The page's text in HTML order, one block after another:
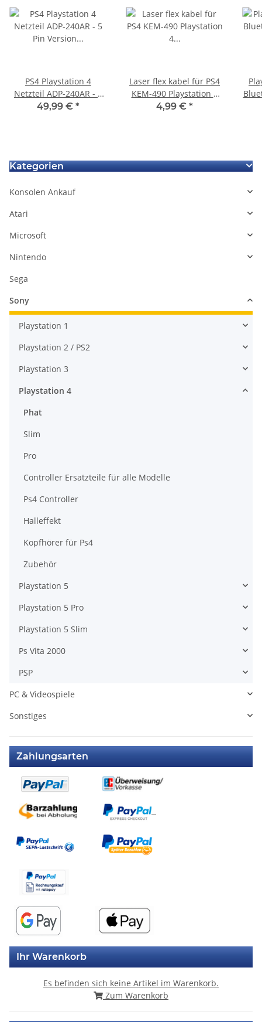
PS4 Playstation 4
Netzteil ADP-240AR - 5
Pin Version für PS4 CUH-
49,99 € *
Laser flex kabel für PS4
KEM-490 Playstation 4
Flachbandkabel Cable
4,99 € *
Kategorien
Konsolen Ankauf
Atari
Microsoft
Nintendo
Sega
Sony
Playstation 1
Playstation 2 / PS2
Playstation 3
Playstation 4
Phat
Slim
Pro
Controller Ersatzteile für alle Modelle
Ps4 Controller
Halleffekt
Kopfhörer für Ps4
Zubehör
Playstation 5
Playstation 5 Pro
Playstation 5 Slim
Ps Vita 2000
PSP
PC & Videospiele
Sonstiges
Zahlungsarten
Ihr Warenkorb
Es befinden sich keine Artikel im Warenkorb.
Zum Warenkorb